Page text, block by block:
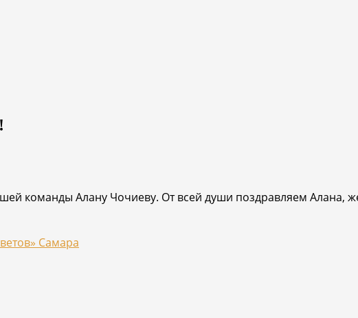
команды Алану Чочиеву. От всей души поздравляем Алана,
Самара